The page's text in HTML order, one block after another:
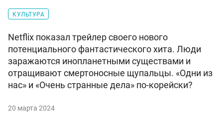
КУЛЬТУРА
Netflix показал трейлер своего нового
потенциального фантастического хита. Люди
заражаются инопланетными существами и
отращивают смертоносные щупальцы. «Одни из
нас» и «Очень странные дела» по-корейски?
20 марта 2024